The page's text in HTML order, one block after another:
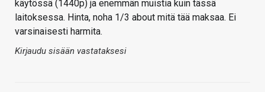
käytössä (1440p) ja enemmän muistia kuin tässä
laitoksessa. Hinta, noha 1/3 about mitä tää maksaa. Ei
varsinaisesti harmita.
Kirjaudu sisään vastataksesi